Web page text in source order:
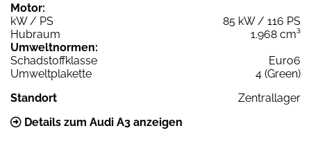
Motor:
kW / PS
85 kW / 116 PS
Hubraum
1.968 cm³
Umweltnormen:
Schadstoffklasse
Euro6
Umweltplakette
4 (Green)
Standort
Zentrallager
Details zum Audi A3 anzeigen